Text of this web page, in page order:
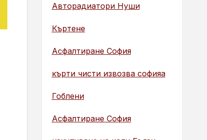
Авторадиатори Нуши
Къртене
Асфалтиране София
кърти чисти извозва софияа
Гоблени
Асфалтиране София